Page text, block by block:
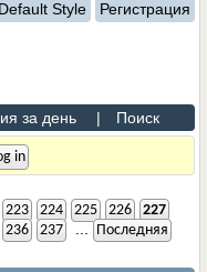
Default Style Регистрация
за день | Поиск
223 224 225 226
227
236 237
Последняя